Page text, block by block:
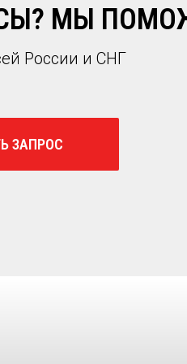
ЗАПРОС
России и СНГ
МЫ